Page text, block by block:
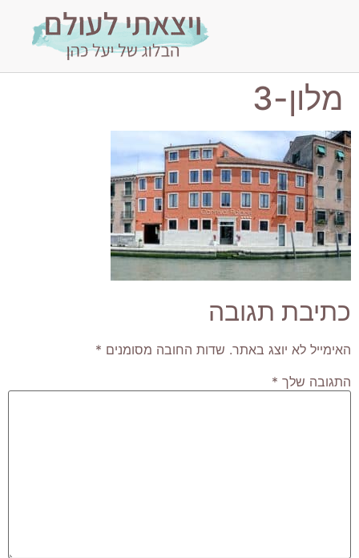
מלון-3
כתיבת תגובה
האימייל לא יוצג באתר. שדות החובה מסומנים *
התגובה שלך *